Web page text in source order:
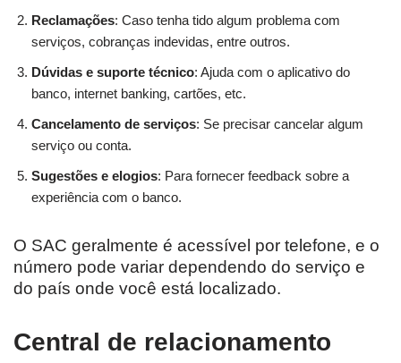
Reclamações: Caso tenha tido algum problema com
serviços, cobranças indevidas, entre outros.
Dúvidas e suporte técnico: Ajuda com o aplicativo do
banco, internet banking, cartões, etc.
Cancelamento de serviços: Se precisar cancelar algum
serviço ou conta.
Sugestões e elogios: Para fornecer feedback sobre a
experiência com o banco.
O SAC geralmente é acessível por telefone, e o
número pode variar dependendo do serviço e
do país onde você está localizado.
Central de relacionamento